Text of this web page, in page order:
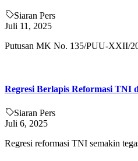
Siaran Pers
Juli 11, 2025
Putusan MK No. 135/PUU-XXII/
Regresi Berlapis Reformasi TNI
Siaran Pers
Juli 6, 2025
Regresi reformasi TNI semakin